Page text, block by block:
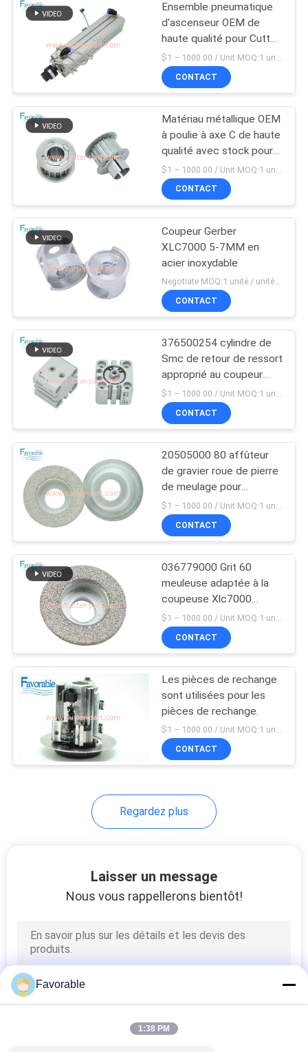
GT5250
191
pièces de traceur de
coupeur
148
Vecteur 7000
Vecteur 2500
28
Pièces de
dispersant
à découper
Pièces de coupe-
boulets
Ensemble pneumatique
d'ascenseur OEM de
haute qualité pour Cutter
XLC7000 - En stock
avec une garantie d'un
mois
CONTACT
Matériau métallique OEM
à poulie à axe C de haute
qualité avec stock pour
pièces de découpe
XLC7000
CONTACT
Coupeur Gerber
XLC7000 5-7MM en
acier inoxydable
Negotiate MOQ:1 unité / unités ne négocient
CONTACT
376500254 cylindre de
Smc de retour de ressort
approprié au coupeur
XLC7000
$1 – 1000.00 / Unit MOQ:1 unité / unités ne négocient
CONTACT
20505000 80 affûteur
de gravier roue de pierre
de meulage pour
coupeuse Gerber
CONTACT
036779000 Grit 60
meuleuse adaptée à la
coupeuse Xlc7000
GT7250 Z7
CONTACT
Les pièces de rechange
sont utilisées pour les
pièces de rechange.
$1 – 1000.00 / Unit MOQ:1 unité / unités ne négocient
CONTACT
Regardez plus
Laisser un message
Nous vous rappellerons bientôt!
Favorable
1:38 PM